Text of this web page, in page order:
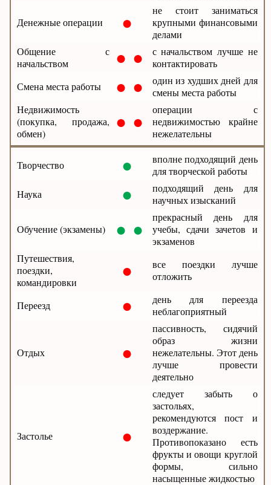
Денежные операции ●
не стоит заниматься
крупными финансовыми
делами
Общение с
начальством
● ●
с начальством лучше не
контактировать
Смена места работы
● ●
один из худших дней для
смены места работы
Недвижимость
(покупка, продажа,
обмен)
● ●
операции с
недвижимостью крайне
нежелательны
Творчество ●
вполне подходящий день
для творческой работы
Наука
●
подходящий день для
научных изысканий
Обучение (экзамены) ● ●
прекрасный день для
учебы, сдачи зачетов и
экзаменов
Путешествия,
поездки,
командировки
●
все поездки лучше
отложить
Переезд ●
день для переезда
неблагоприятный
Отдых ●
пассивность, сидячий
образ жизни
нежелательны. Этот день
лучше провести
деятельно
Застолье ●
следует забыть о
застольях,
рекомендуются пост и
воздержание.
Противопоказано есть
фрукты и овощи круглой
формы, сильно
насыщенные жидкостью